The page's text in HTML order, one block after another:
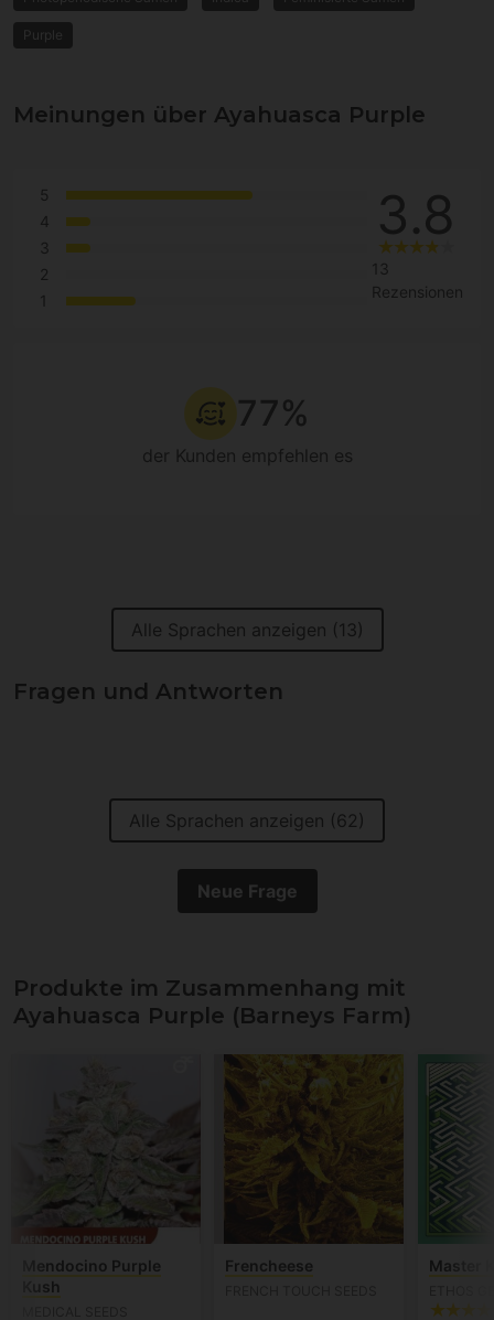
Purple
Meinungen über Ayahuasca Purple
5
4
3
2
1
3.8
13
Rezensionen
77%
der Kunden empfehlen es
Alle Sprachen anzeigen (13)
Fragen und Antworten
Alle Sprachen anzeigen (62)
Neue Frage
Produkte im Zusammenhang mit
Ayahuasca Purple (Barneys Farm)
Mendocino Purple
Kush
Frencheese Master